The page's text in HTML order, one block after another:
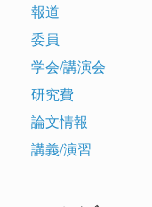
報道
委員
学会/講演会
研究費
論文情報
講義/演習